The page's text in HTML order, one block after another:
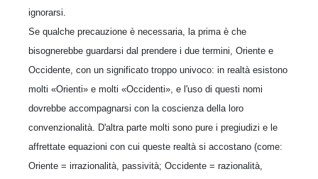
ignorarsi.
Se qualche precauzione è necessaria, la prima è che
bisognerebbe guardarsi dal prendere i due termini, Oriente e
Occidente, con un significato troppo univoco: in realtà esistono
molti «Orienti» e molti «Occidenti», e l'uso di questi nomi
dovrebbe accompagnarsi con la coscienza della loro
convenzionalità. D'altra parte molti sono pure i pregiudizi e le
affrettate equazioni con cui queste realtà si accostano (come:
Oriente = irrazionalità, passività; Occidente = razionalità,